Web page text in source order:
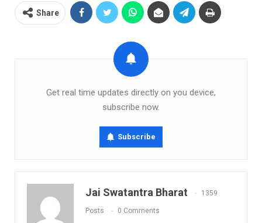
Share
Get real time updates directly on you device,
subscribe now.
Subscribe
Jai Swatantra Bharat 1359
Posts 0 Comments